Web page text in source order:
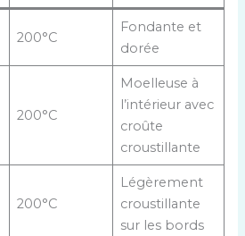
200°C
Fondante et
dorée
200°C
Moelleuse à
l’intérieur avec
croûte
croustillante
200°C
Légèrement
croustillante
sur les bords